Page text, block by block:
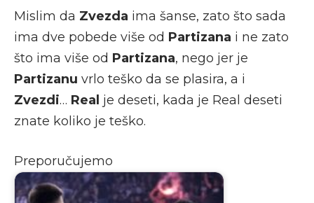
Mislim da Zvezda ima šanse, zato što sada
ima dve pobede više od Partizana i ne zato
što ima više od Partizana, nego jer je
Partizanu vrlo teško da se plasira, a i
Zvezdi… Real je deseti, kada je Real deseti
znate koliko je teško.
Preporučujemo